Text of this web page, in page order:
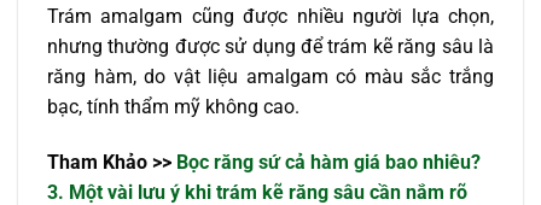
Trám amalgam cũng được nhiều người lựa chọn,
nhưng thường được sử dụng để trám kẽ răng sâu là
răng hàm, do vật liệu amalgam có màu sắc trắng
bạc, tính thẩm mỹ không cao.
Tham Khảo >> Bọc răng sứ cả hàm giá bao nhiêu?
3. Một vài lưu ý khi trám kẽ răng sâu cần nắm rõ